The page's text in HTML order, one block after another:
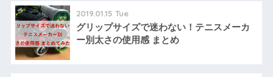
2019.01.15 Tue
グリップサイズで迷わない！テニスメーカ
ー別太さの使用感 まとめ